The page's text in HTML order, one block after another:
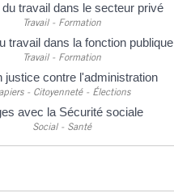
travail dans le secteur privé
Travail - Formation
travail dans la fonction publique
Travail - Formation
justice contre l'administration
- Citoyenneté - Élections
avec la Sécurité sociale
Social - Santé